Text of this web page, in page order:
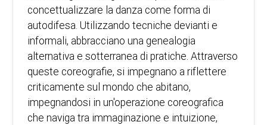
concettualizzare la danza come forma di
autodifesa. Utilizzando tecniche devianti e
informali, abbracciano una genealogia
alternativa e sotterranea di pratiche. Attraverso
queste coreografie, si impegnano a riflettere
criticamente sul mondo che abitano,
impegnandosi in un'operazione coreografica
che naviga tra immaginazione e intuizione,